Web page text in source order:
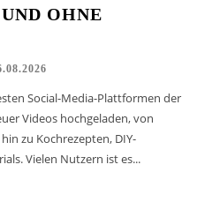
OHNE
Social-Media-Plattformen der
Videos hochgeladen, von
zu Kochrezepten, DIY-
Vielen Nutzern ist es...